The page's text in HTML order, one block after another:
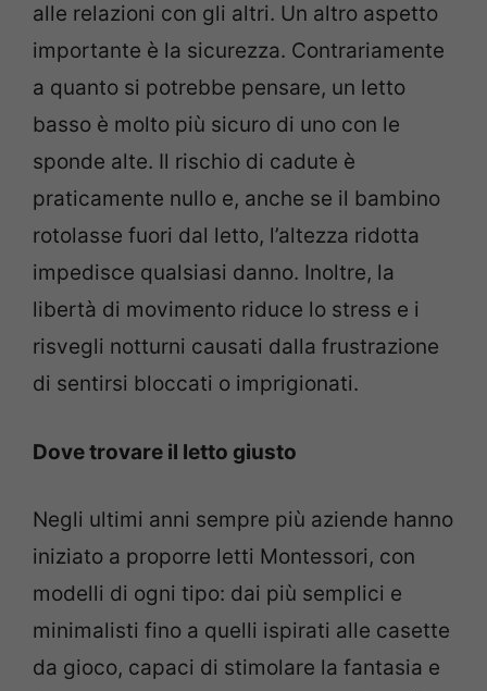
alle relazioni con gli altri. Un altro aspetto
importante è la sicurezza. Contrariamente
a quanto si potrebbe pensare, un letto
basso è molto più sicuro di uno con le
sponde alte. Il rischio di cadute è
praticamente nullo e, anche se il bambino
rotolasse fuori dal letto, l’altezza ridotta
impedisce qualsiasi danno. Inoltre, la
libertà di movimento riduce lo stress e i
risvegli notturni causati dalla frustrazione
di sentirsi bloccati o imprigionati.
Dove trovare il letto giusto
Negli ultimi anni sempre più aziende hanno
iniziato a proporre letti Montessori, con
modelli di ogni tipo: dai più semplici e
minimalisti fino a quelli ispirati alle casette
da gioco, capaci di stimolare la fantasia e